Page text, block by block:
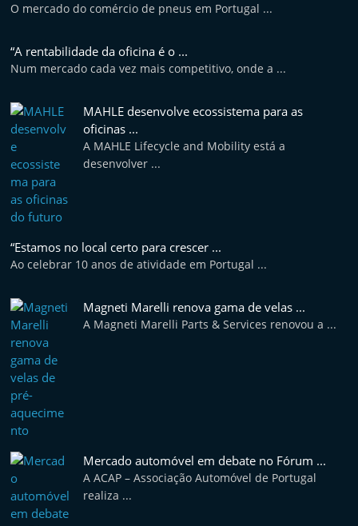
O mercado do comércio de pneus em Portugal ...
“A rentabilidade da oficina é o ...
Num mercado cada vez mais competitivo, onde a ...
MAHLE desenvolve ecossistema para as
oficinas ...
A MAHLE Lifecycle and Mobility está a
desenvolver ...
“Estamos no local certo para crescer ...
Ao celebrar 10 anos de atividade em Portugal ...
Magneti Marelli renova gama de velas ...
A Magneti Marelli Parts & Services renovou a ...
Mercado automóvel em debate no Fórum ...
A ACAP – Associação Automóvel de Portugal
realiza ...